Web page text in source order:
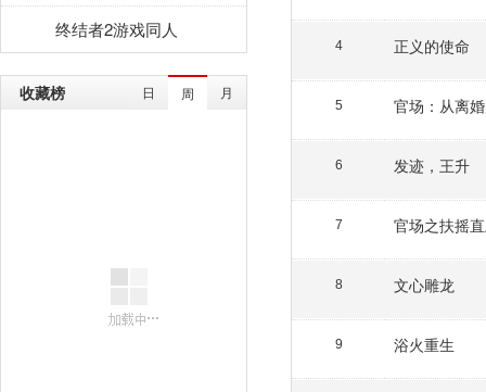
终结者2游戏同人
收藏榜 日 周 月
4 正义的使命
5 官场：从离
6 发迹，王升
7 官场之扶摇
8 文心雕龙
9 浴火重生